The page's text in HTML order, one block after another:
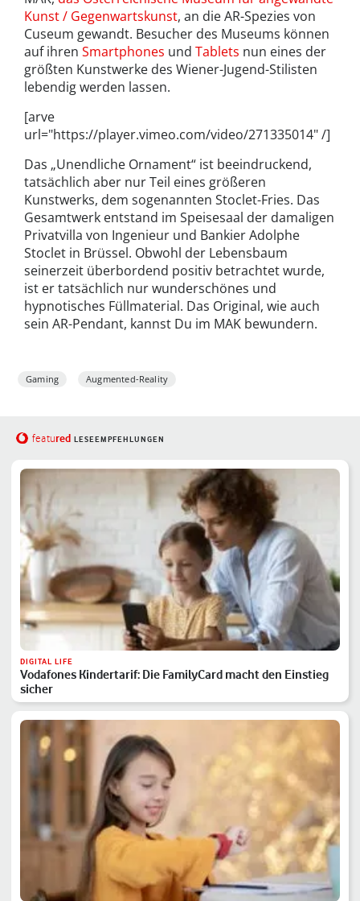
Kunst / Gegenwartskunst, an die AR-Spezies von
Cuseum gewandt. Besucher des Museums können
auf ihren Smartphones und Tablets nun eines der
größten Kunstwerke des Wiener-Jugend-Stilisten
lebendig werden lassen.
[arve
url="https://player.vimeo.com/video/271335014" /]
Das „Unendliche Ornament“ ist beeindruckend,
tatsächlich aber nur Teil eines größeren
Kunstwerks, dem sogenannten Stoclet-Fries. Das
Gesamtwerk entstand im Speisesaal der damaligen
Privatvilla von Ingenieur und Bankier Adolphe
Stoclet in Brüssel. Obwohl der Lebensbaum
seinerzeit überbordend positiv betrachtet wurde,
ist er tatsächlich nur wunderschönes und
hypnotisches Füllmaterial. Das Original, wie auch
sein AR-Pendant, kannst Du im MAK bewundern.
Gaming Augmented-Reality
featured LESEEMPFEHLUNGEN
DIGITAL LIFE
Vodafones Kindertarif: Die FamilyCard macht den Einstieg
sicher